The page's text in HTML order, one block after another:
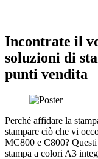
Incontrate il
soluzioni di
punti vendita
Perché affidare la
stampare ciò che vi
MC800 e C800?
stampa a colori A3